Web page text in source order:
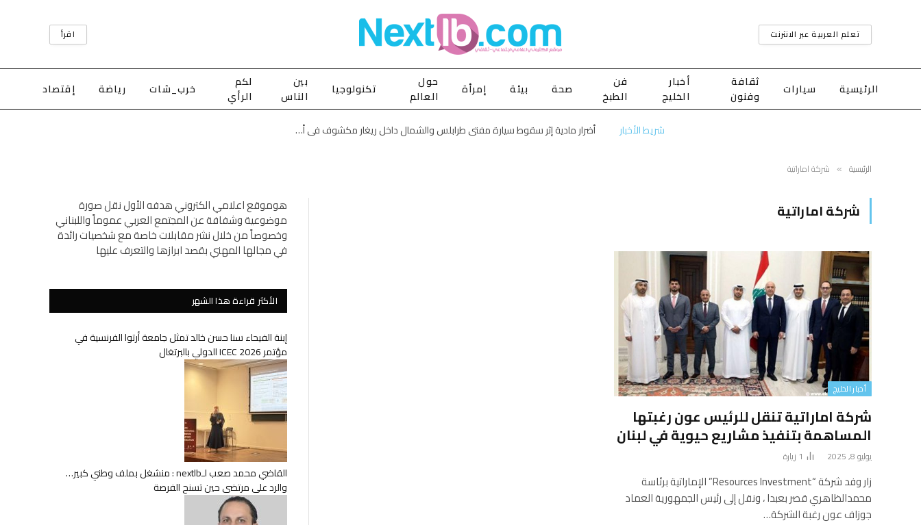
تعلم العربية عبر الانترنت اقرأ
الرئيسية سيارات
ثقافة
وفنون
أخبار
الخليج
فن
الطبخ
صحة بيئة إمرأة
حول
العالم
تكنولوجيا
بين
الناس
لكم
الرأي
خرب_شات رياضة إقتصاد
شريط الأخبار أضرار مادية إثر سقوط سيارة مفتي طرابلس والشمال داخل ريغار مكشوف في أبي سمراء
الرئيسية » شركة اماراتية
شركة اماراتية
أخبار الخليج
شركة اماراتية تنقل للرئيس عون رغبتها
المساهمة بتنفيذ مشاريع حيوية في لبنان
يوليو 8, 2025 1 زيارة
زار وفد شركة “Resources Investment” الإماراتية برئاسة
محمدالظاهري قصر بعبدا ، ونقل إلى رئيس الجمهورية العماد
جوزاف عون رغبة الشركة…
هوموقع اعلامي الكتروني هدفه الأول نقل صورة
موضوعية وشفافة عن المجتمع العربي عموماً واللبناني
وخصوصاً من خلال نشر مقابلات خاصة مع شخصيات رائدة
في مجالها المهني بقصد ابرازها والتعرف عليها
الأكثر قراءة هذا الشهر
إبنة الفيحاء سنا حسن خالد تمثل جامعة أرتوا الفرنسية في
مؤتمر ICEC 2026 الدولي بالبرتغال
القاضي محمد صعب لـnextlb : منشغل بملف وطني كبير…
والرد على مرتضى حين تسنح الفرصة